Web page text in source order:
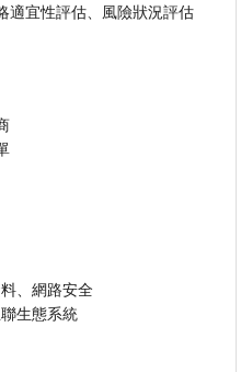
適宜性評估、風險狀況評估
、網路安全
生態系統